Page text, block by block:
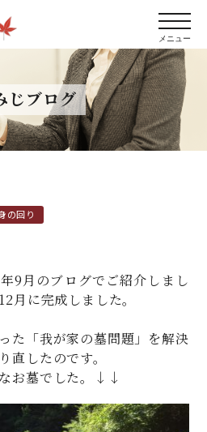
じブログ
の回り
9月のブログでご紹介しまし
月に完成しました。
た「我が家の墓問題」を解決
直したのです。
お墓でした。↓↓